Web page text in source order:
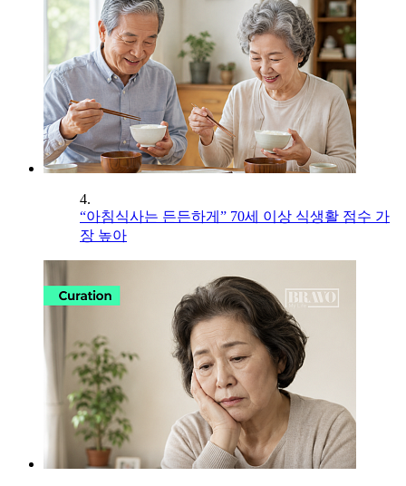
4.
“아침식사는 든든하게” 70세 이상 식생활 점수 가
장 높아